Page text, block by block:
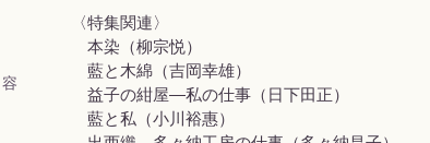
〈特集関連〉
本染（柳宗悦）
藍と木綿（吉岡幸雄）
益子の紺屋―私の仕事（日下田正）
藍と私（小川裕惠）